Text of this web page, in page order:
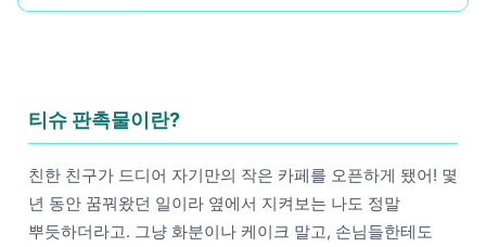
티슈 판촉물이란?
친한 친구가 드디어 자기만의 작은 카페를 오픈하게 됐어! 몇
년 동안 꿈꿔왔던 일이라 옆에서 지켜보는 나도 정말
뿌듯하더라고. 그냥 화분이나 케이크 말고, 손님들한테도